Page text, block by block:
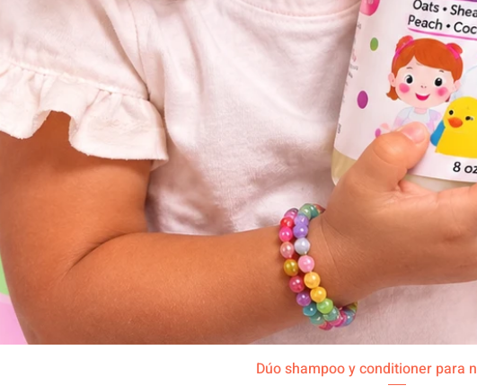
Vista rápida
Dúo shampoo y conditioner para